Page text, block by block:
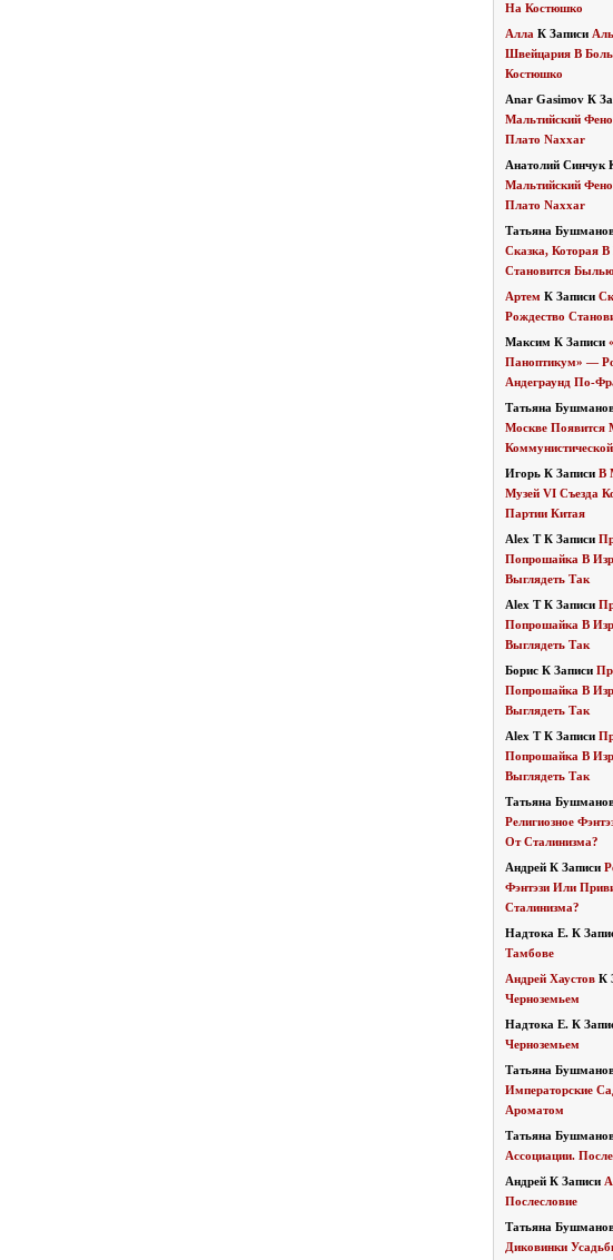
На Костюшко
Алла К Записи
Швейцария В
Костюшко
Anar GasimovК
Мальтийский
Плато Naxxar
Анатолий Синчук
Мальтийский
Плато Naxxar
Татьяна
Сказка, Которая В
Становится Былью
Артем К Записи
Рождество
Максим К Записи
Паноптикум» —
Андеграунд По-
Татьяна
Москве Появится
ИгорьК Записи В
Музей VI Съезда
Партии Китая
Alex TК Записи
Попрошайка В
Выглядеть Так
Alex TК Записи
Попрошайка В
Выглядеть Так
БорисК Записи
Попрошайка В
Выглядеть Так
Alex TК Записи
Попрошайка В
Выглядеть Так
Татьяна
Религиозное
От Сталинизма?
АндрейК Записи
Фэнтэзи Или
Сталинизма?
Надтока Е.К
Тамбове
Андрей ХаустовК
Черноземьем
Надтока Е.К
Черноземьем
Татьяна
Императорские
Ароматом
Татьяна
Ассоциации.
АндрейК Записи
Послесловие
Татьяна
Диковинки